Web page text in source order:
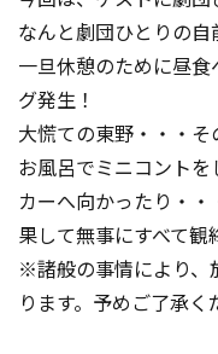
なんと劇団ひとりの自
一旦休憩のために昼
グ発生！
大慌ての東野・・・そ
お風呂でミニコント
カーへ向かったり・・
果して無事にすべて観
※諸般の事情により、
ります。予めご了承く